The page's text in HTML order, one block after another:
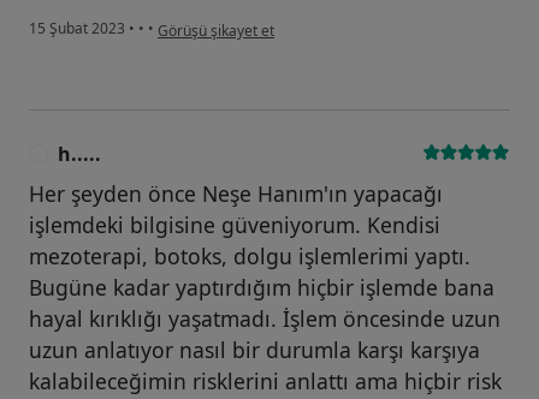
15 Şubat 2023 • • • kullanıcının görüşüne göre p.....
Görüşü şikayet et
h.....
Her şeyden önce Neşe Hanım'ın yapacağı
işlemdeki bilgisine güveniyorum. Kendisi
mezoterapi, botoks, dolgu işlemlerimi yaptı.
Bugüne kadar yaptırdığım hiçbir işlemde bana
hayal kırıklığı yaşatmadı. İşlem öncesinde uzun
uzun anlatıyor nasıl bir durumla karşı karşıya
kalabileceğimin risklerini anlattı ama hiçbir risk